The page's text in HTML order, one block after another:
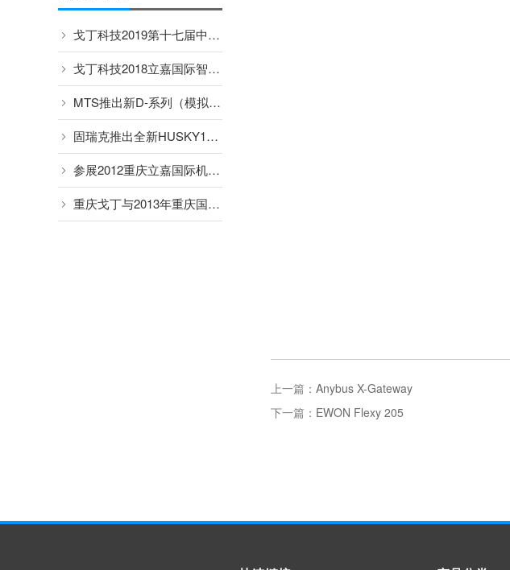
戈丁科技2019第十七届中国国际肉类工业展览会
戈丁科技2018立嘉国际智能装备展览会
MTS推出新D-系列（模拟量输出）传感器
固瑞克推出全新HUSKY1050替代HUSKY1040
参展2012重庆立嘉国际机械展览会
重庆戈丁与2013年重庆国博立嘉国际机械展览会
上一篇： Anybus X-Gateway
下一篇： EWON Flexy 205